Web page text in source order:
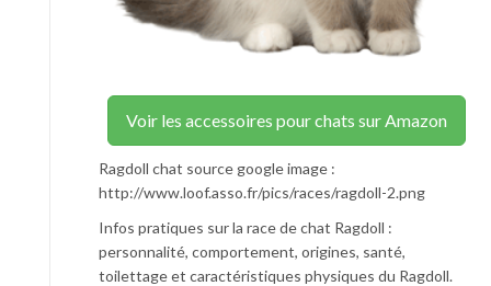
Voir les accessoires pour chats sur Amazon
Ragdoll chat source google image :
http://www.loof.asso.fr/pics/races/ragdoll-2.png
Infos pratiques sur la race de chat Ragdoll :
personnalité, comportement, origines, santé,
toilettage et caractéristiques physiques du Ragdoll.